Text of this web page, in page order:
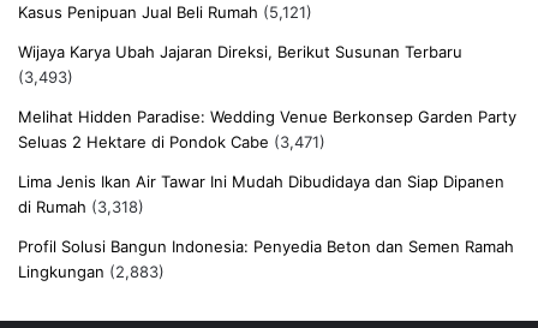
Kasus Penipuan Jual Beli Rumah (5,121)
Wijaya Karya Ubah Jajaran Direksi, Berikut Susunan Terbaru
(3,493)
Melihat Hidden Paradise: Wedding Venue Berkonsep Garden Party
Seluas 2 Hektare di Pondok Cabe (3,471)
Lima Jenis Ikan Air Tawar Ini Mudah Dibudidaya dan Siap Dipanen
di Rumah (3,318)
Profil Solusi Bangun Indonesia: Penyedia Beton dan Semen Ramah
Lingkungan (2,883)